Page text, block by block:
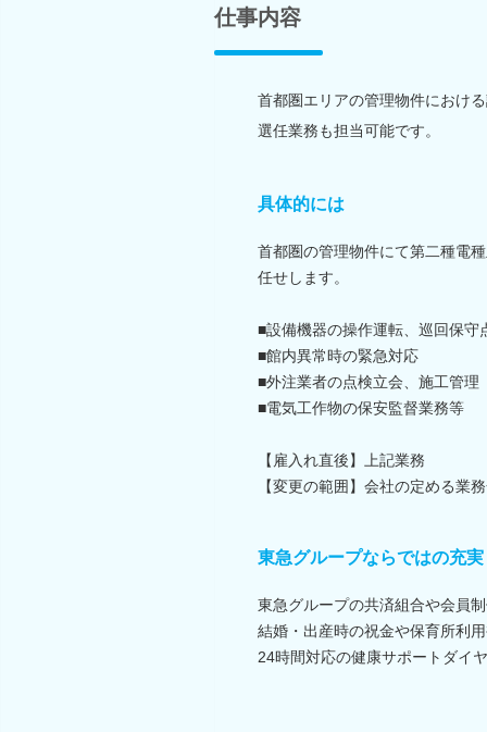
仕事内容
首都圏エリアの管理物件におけ
選任業務も担当可能です。
具体的には
首都圏の管理物件にて第二種電
任せします。
■設備機器の操作運転、巡回保守
■館内異常時の緊急対応
■外注業者の点検立会、施工管理
■電気工作物の保安監督業務等
【雇入れ直後】上記業務
【変更の範囲】会社の定める業
東急グループならではの充
東急グループの共済組合や会員
結婚・出産時の祝金や保育所利
24時間対応の健康サポートダイ